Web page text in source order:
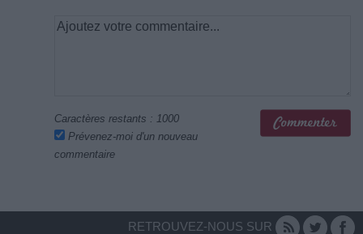
Caractères restants : 1000
Prévenez-moi d'un nouveau
commentaire
RETROUVEZ-NOUS SUR